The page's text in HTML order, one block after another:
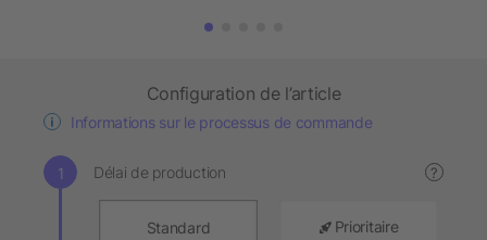
Configuration de l’article
Informations sur le processus de commande
Délai de production ?
Standard Prioritaire